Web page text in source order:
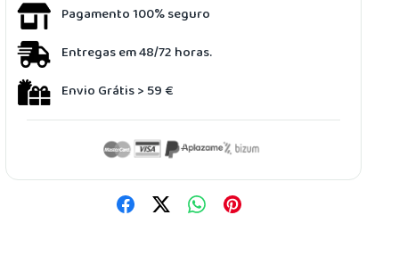
Pagamento 100% seguro
Entregas em 48/72 horas.
Envio Grátis > 59 €